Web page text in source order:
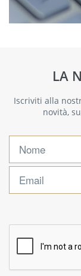
LA
Iscriviti alla
novità,